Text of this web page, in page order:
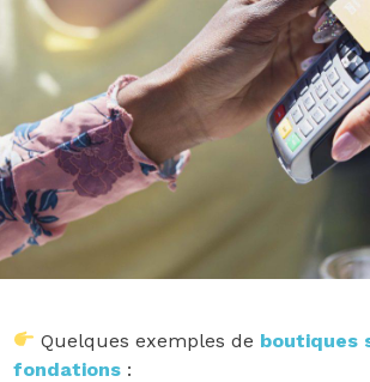
Quelques exemples de boutiques
fondations :